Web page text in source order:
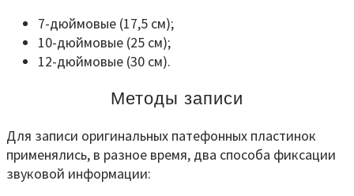
7-дюймовые (17,5 см);
10-дюймовые (25 см);
12-дюймовые (30 см).
Методы записи
Для записи оригинальных патефонных пластинок
применялись, в разное время, два способа фиксации
звуковой информации: